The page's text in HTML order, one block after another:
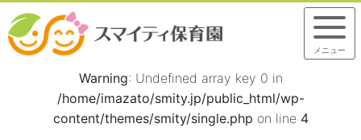
Warning: Undefined array key 0 in
/home/imazato/smity.jp/public_html/wp-
content/themes/smity/single.php on line 4
メニュー